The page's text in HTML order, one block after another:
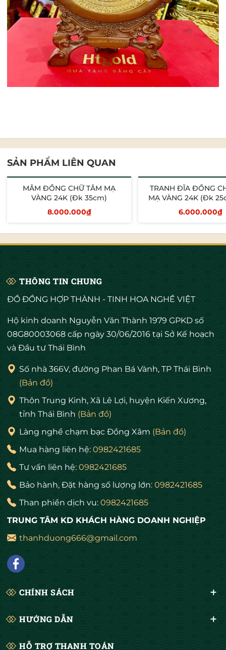
SẢN PHẨM LIÊN QUAN
MÂM ĐỒNG CHỮ TÂM MẠ
VÀNG 24K (Đk 35cm)
8.000.000₫
Thêm vào giỏ
TRANH ĐĨA ĐỒNG
MẠ VÀNG 24K (Đk
30cm)
6.000.000₫
Thêm vào giỏ
THÔNG TIN CHUNG
ĐỒ ĐỒNG HỢP THÀNH - TINH HOA NGHỀ VIỆT
Hộ kinh doanh Nguyễn Văn Thành 1979 GPKD số
08G80003068 cấp ngày 30/06/2016 tại Sở Kế hoạch
và Đầu tư Thái Bình
Số nhà 366V, đường Phan Bá Vành, TP Thái Bình
(Bản đồ)
Thôn Trung Kinh, Xã Lê Lợi, huyện Kiến Xương,
tỉnh Thái Bình (Bản đồ)
Làng nghề chạm bạc Đồng Xâm (Bản đồ)
Mua hàng liên hệ: 0982421685
Tư vấn liên hệ: 0982421685
Bảo hành, Đặt hàng số lượng lớn: 0982421685
Than phiền dịch vu: 0982421685
TRUNG TÂM KD KHÁCH HÀNG DOANH NGHIỆP
thanhduong666@gmail.com
CHÍNH SÁCH
HƯỚNG DẪN
HỖ TRỢ THANH TOÁN